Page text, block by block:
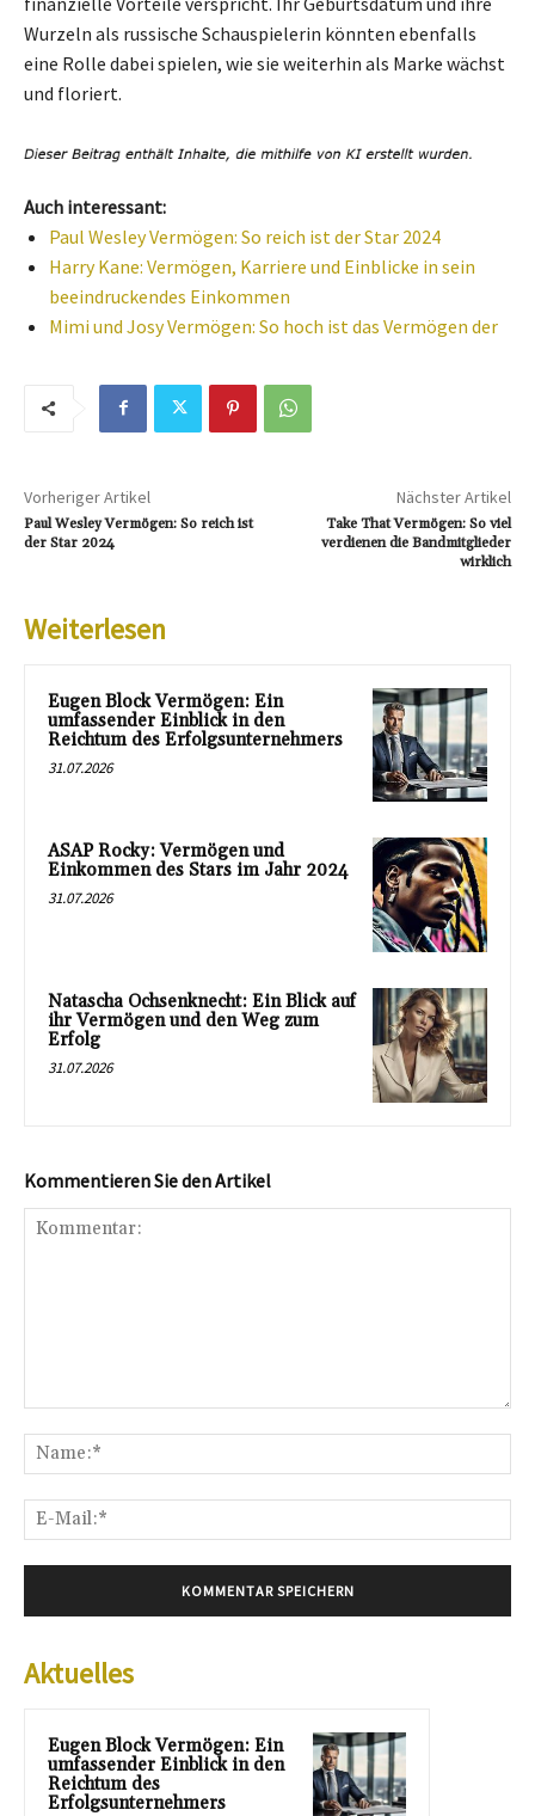
Wurzeln als russische Schauspielerin könnten ebenfalls
eine Rolle dabei spielen, wie sie weiterhin als Marke wächst
und floriert.
Auch interessant:
Paul Wesley Vermögen: So reich ist der Star 2024
Harry Kane: Vermögen, Karriere und Einblicke in sein
beeindruckendes Einkommen
Mimi und Josy Vermögen: So hoch ist das Vermögen der
Vorheriger Artikel
Paul Wesley Vermögen: So reich ist
der Star 2024
Nächster Artikel
Take That Vermögen: So viel
verdienen die Bandmitglieder
wirklich
Weiterlesen
Eugen Block Vermögen: Ein
umfassender Einblick in den
Reichtum des Erfolgsunternehmers
31.07.2026
ASAP Rocky: Vermögen und
Einkommen des Stars im Jahr 2024
31.07.2026
Natascha Ochsenknecht: Ein Blick auf
ihr Vermögen und den Weg zum
Erfolg
31.07.2026
Kommentieren Sie den Artikel
Aktuelles
Eugen Block Vermögen: Ein
umfassender Einblick in den
Reichtum des
Erfolgsunternehmers